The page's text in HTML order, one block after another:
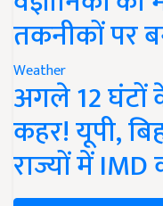
तकनीकों पर
Weather
अगले 12 घंटों
कहर! यूपी,
राज्यों में